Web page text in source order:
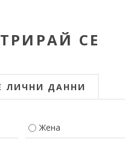
СЕ
ЛИЧНИ ДАННИ
Жена